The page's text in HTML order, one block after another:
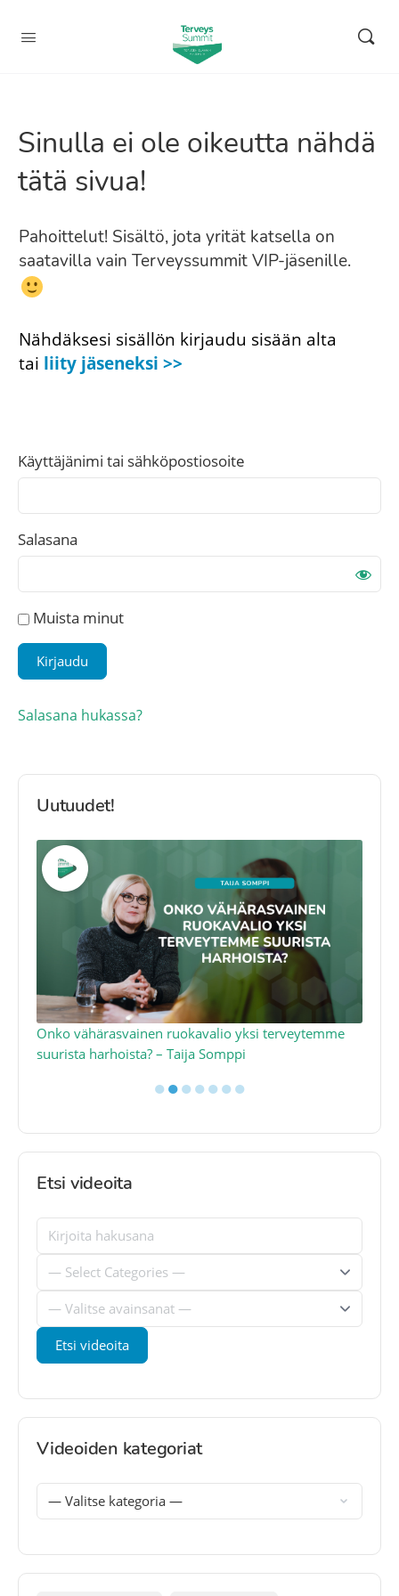
Sinulla ei ole oikeutta nähdä
tätä sivua!
Pahoittelut! Sisältö, jota yrität katsella on
saatavilla vain Terveyssummit VIP-jäsenille.
Nähdäksesi sisällön kirjaudu sisään alta
tai liity jäseneksi >>
Käyttäjänimi tai sähköpostiosoite
Salasana
Muista minut
Salasana hukassa?
Uutuudet!
Onko vähärasvainen ruokavalio yksi terveytemme
suurista harhoista? – Taija Somppi
●●●●●●●
Etsi videoita
Videoiden kategoriat